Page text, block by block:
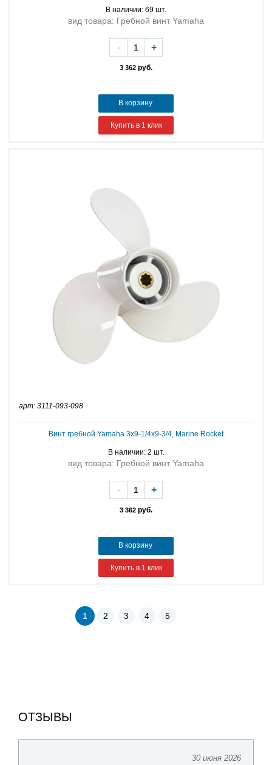
В наличии: 69 шт.
вид товара: Гребной винт Yamaha
3 362 руб.
- +
В корзину
Купить в 1 клик
арт: 3111-093-098
Винт гребной Yamaha 3x9-1/4x9-3/4, Marine Rocket
В наличии: 2 шт.
вид товара: Гребной винт Yamaha
3 362 руб.
- +
В корзину
Купить в 1 клик
1 2 3 4 5
ОТЗЫВЫ
30 июня 2026